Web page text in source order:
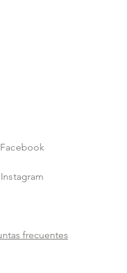
Facebook
Instagram
frecuentes